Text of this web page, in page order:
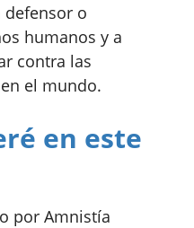
defensor o
humanos y a
contra las
el mundo.
en este
por Amnistía